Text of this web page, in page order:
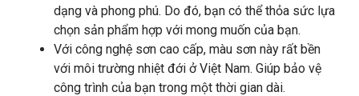
dạng và phong phú. Do đó, bạn có thể thỏa sức lựa
chọn sản phẩm hợp với mong muốn của bạn.
Với công nghệ sơn cao cấp, màu sơn này rất bền
với môi trường nhiệt đới ở Việt Nam. Giúp bảo vệ
công trình của bạn trong một thời gian dài.